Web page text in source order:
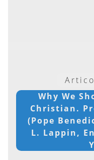
Why We
Christian.
(Pope
L. Lappin,